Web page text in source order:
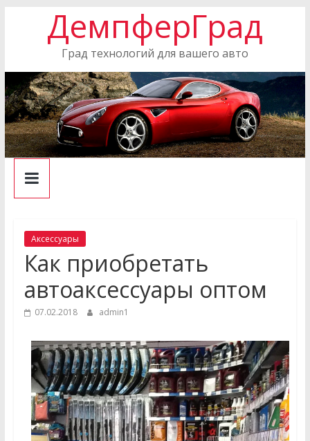
ДемпферГрад
Град технологий для вашего авто
Аксессуары
Как приобретать
автоаксессуары оптом
07.02.2018 admin1